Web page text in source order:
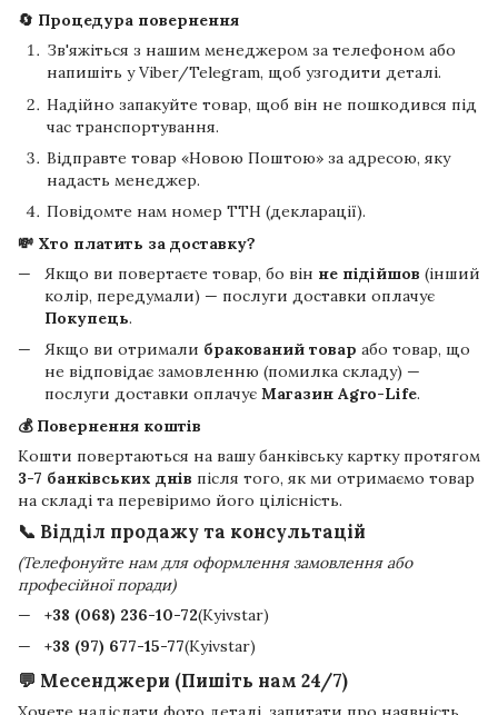
🔄 Процедура повернення
Зв'яжіться з нашим менеджером за телефоном або
напишіть у Viber/Telegram, щоб узгодити деталі.
Надійно запакуйте товар, щоб він не пошкодився під
час транспортування.
Відправте товар «Новою Поштою» за адресою, яку
надасть менеджер.
Повідомте нам номер ТТН (декларації).
💸 Хто платить за доставку?
Якщо ви повертаєте товар, бо він не підійшов (інший
колір, передумали) — послуги доставки оплачує
Покупець.
Якщо ви отримали бракований товар або товар, що
не відповідає замовленню (помилка складу) —
послуги доставки оплачує Магазин Agro-Life.
💰 Повернення коштів
Кошти повертаються на вашу банківську картку протягом
3-7 банківських днів після того, як ми отримаємо товар
на складі та перевіримо його цілісність.
📞 Відділ продажу та консультацій
(Телефонуйте нам для оформлення замовлення або
професійної поради)
+38 (068) 236-10-72(Kyivstar)
+38 (97) 677-15-77(Kyivstar)
💬 Месенджери (Пишіть нам 24/7)